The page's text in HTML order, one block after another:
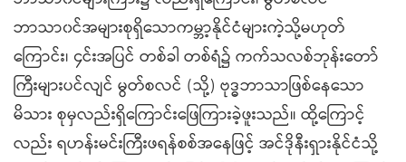
ဘာသာ၀င်အများစုရှိသောကမ္ဘာ့နိုင်ငံများကဲ့သို့မဟုတ်
ကြောင်း၊ ၄င်းအပြင် တစ်ခါ တစ်ရံ၌ ကက်သလစ်ဘုန်းတော်
ကြီးများပင်လျင် မွတ်စလင် (သို့) ဗုဒ္ဓဘာသာဖြစ်နေသော
မိသား စုမှလည်းရှိကြောင်းဖြေကြားခဲ့ဖူးသည်။ ထို့ကြောင့်
လည်း ရဟန်းမင်းကြီးဖရန်စစ်အနေဖြင့် အင်ဒိုနီးရှားနိုင်ငံသို့